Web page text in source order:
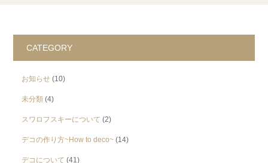
CATEGORY
お知らせ (10)
未分類 (4)
スワロフスキーについて (2)
デコの作り方~How to deco~ (14)
デコについて (41)